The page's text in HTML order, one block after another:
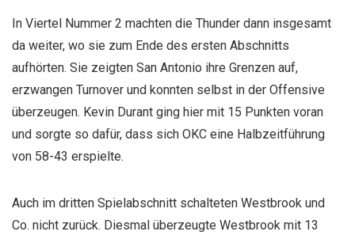
In Viertel Nummer 2 machten die Thunder dann insgesamt
da weiter, wo sie zum Ende des ersten Abschnitts
aufhörten. Sie zeigten San Antonio ihre Grenzen auf,
erzwangen Turnover und konnten selbst in der Offensive
überzeugen. Kevin Durant ging hier mit 15 Punkten voran
und sorgte so dafür, dass sich OKC eine Halbzeitführung
von 58-43 erspielte.
Auch im dritten Spielabschnitt schalteten Westbrook und
Co. nicht zurück. Diesmal überzeugte Westbrook mit 13